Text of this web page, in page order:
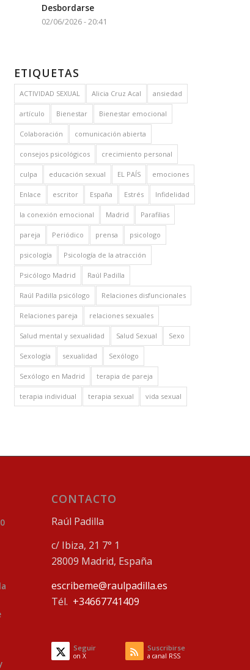
Desbordarse
02/06/2026 - 20:41
ETIQUETAS
ACTIVIDAD SEXUAL Alicia Cruz Acal ansiedad
artículo Bienestar Bienestar emocional
Colaboración comunicación abierta
consejos psicológicos crecimiento personal
culpa educación sexual EL PAÍS emociones
Enlace escritor España Estrés Infidelidad
la conexión emocional Madrid Parafilias
pareja Periódico prensa psicologo
psicología Psicología de la atracción
Psicólogo Madrid Raúl Padilla
Raúl Padilla psicólogo Relaciones disfuncionales
Relaciones pareja relaciones sexuales
Salud mental y sexualidad Salud Sexual Sexo
Sexología sexualidad Sexólogo
Sexólogo en Madrid terapia de pareja
terapia individual terapia sexual vida sexual
CONTACTO
Raúl Padilla
c/ Ibiza, 21 7° 1
28009 Madrid, España
escribeme@raulpadilla.es
Tél. +34667741409
Seguir
on X
Suscribirse
a canal RSS